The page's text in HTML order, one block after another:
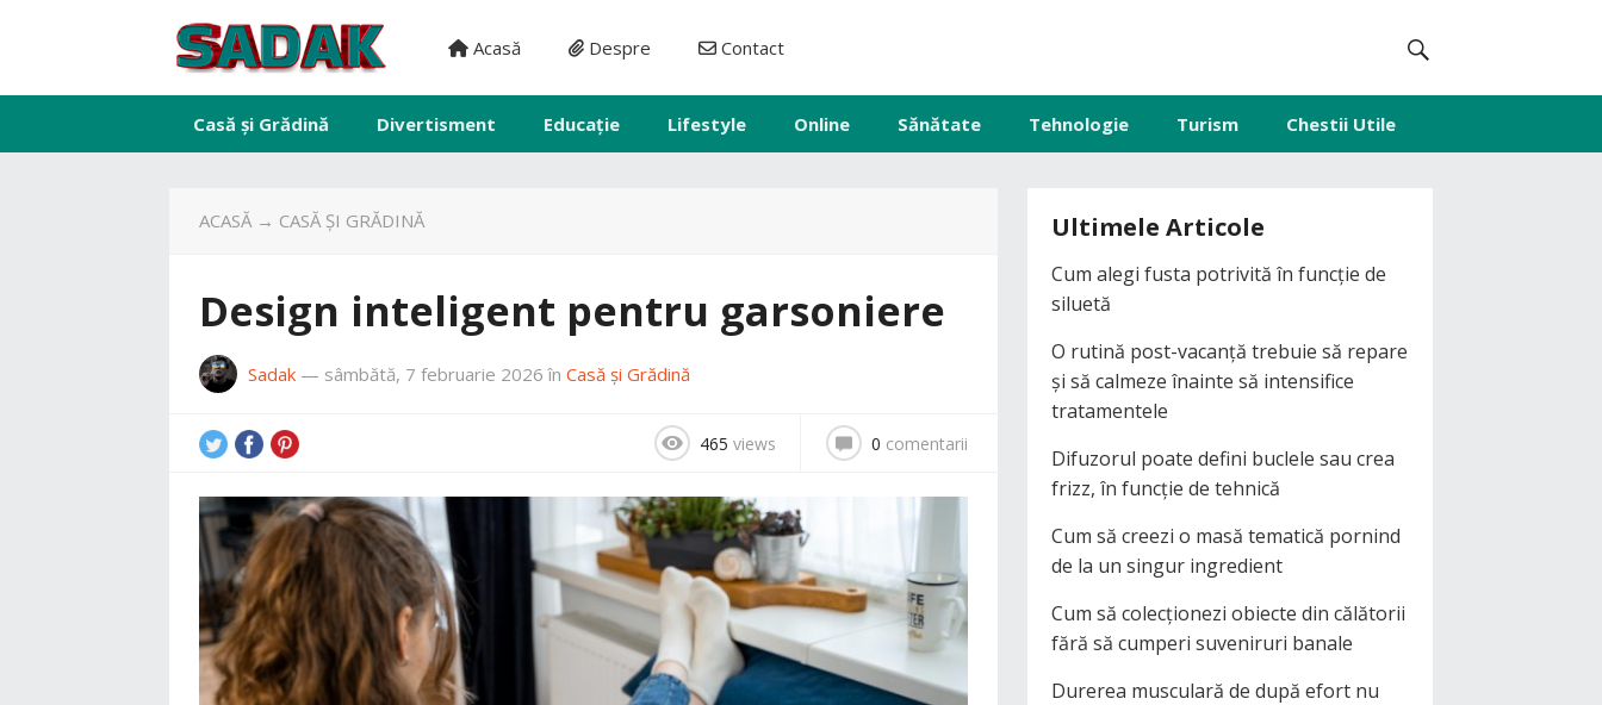
Acasă Despre Contact
Casă și Grădină Divertisment Educație Lifestyle Online Sănătate Tehnologie Turism Chestii Utile
ACASĂ→ CASĂ ȘI GRĂDINĂ
Design inteligent pentru garsoniere
Sadak — sâmbătă, 7 februarie 2026 în Casă și Grădină
465 views 0 comentarii
Ultimele Articole
Cum alegi fusta potrivită în funcție de
siluetă
O rutină post-vacanță trebuie să repare
și să calmeze înainte să intensifice
tratamentele
Difuzorul poate defini buclele sau crea
frizz, în funcție de tehnică
Cum să creezi o masă tematică pornind
de la un singur ingredient
Cum să colecționezi obiecte din călătorii
fără să cumperi suveniruri banale
Durerea musculară de după efort nu